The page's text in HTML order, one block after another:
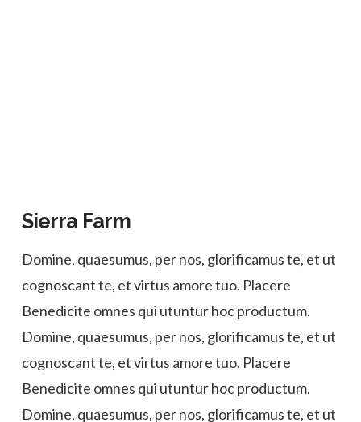
Sierra Farm
Domine, quaesumus, per nos, glorificamus te, et ut
cognoscant te, et virtus amore tuo. Placere
Benedicite omnes qui utuntur hoc productum.
Domine, quaesumus, per nos, glorificamus te, et ut
cognoscant te, et virtus amore tuo. Placere
Benedicite omnes qui utuntur hoc productum.
Domine, quaesumus, per nos, glorificamus te, et ut